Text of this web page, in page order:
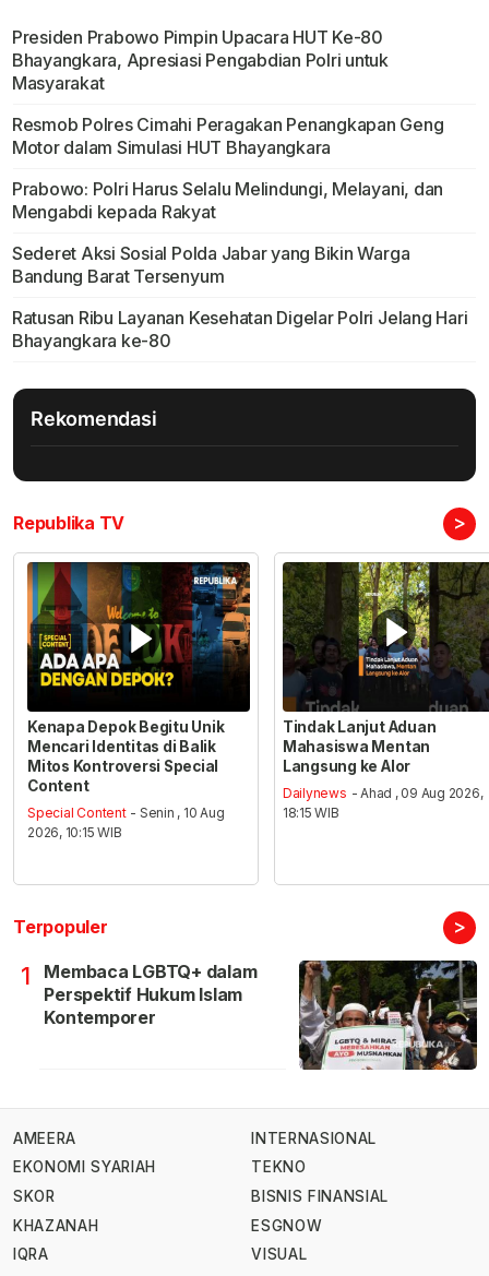
Presiden Prabowo Pimpin Upacara HUT Ke-80
Bhayangkara, Apresiasi Pengabdian Polri untuk
Masyarakat
Resmob Polres Cimahi Peragakan Penangkapan Geng
Motor dalam Simulasi HUT Bhayangkara
Prabowo: Polri Harus Selalu Melindungi, Melayani, dan
Mengabdi kepada Rakyat
Sederet Aksi Sosial Polda Jabar yang Bikin Warga
Bandung Barat Tersenyum
Ratusan Ribu Layanan Kesehatan Digelar Polri Jelang Hari
Bhayangkara ke-80
Rekomendasi
Republika TV >
Kenapa Depok Begitu Unik
Mencari Identitas di Balik
Mitos Kontroversi Special
Content
Special Content - Senin , 10 Aug
2026, 10:15 WIB
Tindak Lanjut Aduan
Mahasiswa Mentan
Langsung ke Alor
Dailynews - Ahad , 09 Aug 2026,
18:15 WIB
Terpopuler >
1
Membaca LGBTQ+ dalam
Perspektif Hukum Islam
Kontemporer
AMEERA
EKONOMI SYARIAH
SKOR
KHAZANAH
IQRA
INTERNASIONAL
TEKNO
BISNIS FINANSIAL
ESGNOW
VISUAL